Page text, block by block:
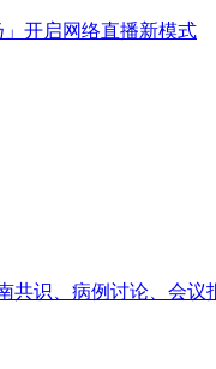
开启网络直播新模式
识、病例讨论、会议